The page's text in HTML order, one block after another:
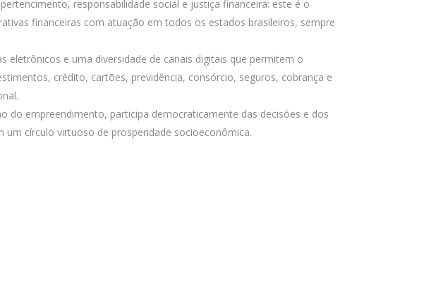
responsabilidade social e justiça financeira: este é o
financeiras com atuação em todos os estados brasileiros, sempre
e uma diversidade de canais digitais que permitem o
crédito, cartões, previdência, consórcio, seguros, cobrança e
do empreendimento, participa democraticamente das decisões e dos
círculo virtuoso de prosperidade socioeconômica.